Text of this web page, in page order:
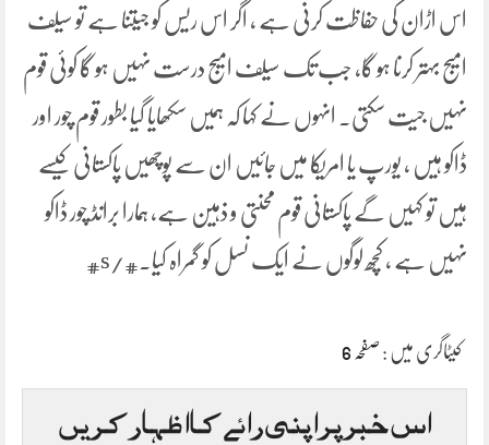
اس اڑان کی حفاظت کرنی ہے ، اگر اس ریس کو جیتنا ہے تو سیلف
امیج بہتر کرنا ہو گا، جب تک سیلف امیج درست نہیں ہو گا کوئی قوم
نہیں جیت سکتی۔ انہوں نے کہا کہ ہمیں سکھایا گیا بطور قوم چور اور
ڈاکو ہیں ، یورپ یا امریکا میں جائیں ان سے پوچھیں پاکستانی کیسے
ہیں تو کہیں گے پاکستانی قوم محنتی و ذہین ہے، ہمارا برانڈ چور ڈاکو
نہیں ہے ، کچھ لوگوں نے ایک نسل کو گمراہ کیا۔#/s#
کیٹاگری میں : صفحہ 6
اس خبر پر اپنی رائے کا اظہار کریں